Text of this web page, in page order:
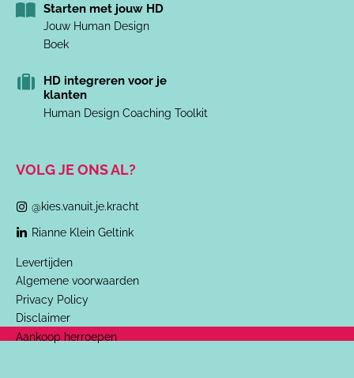
Starten met jouw HD
Jouw Human Design
Boek
HD integreren voor je
klanten
Human Design Coaching Toolkit
VOLG JE ONS AL?
@kies.vanuit.je.kracht
Rianne Klein Geltink
Levertijden
Algemene voorwaarden
Privacy Policy
Disclaimer
Aankoop herroepen